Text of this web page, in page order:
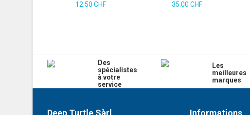
12.50 CHF 35.00 CHF
Des
spécialistes
à votre
service
Les
meilleures
marques
Deep Turtle Sàrl Informations